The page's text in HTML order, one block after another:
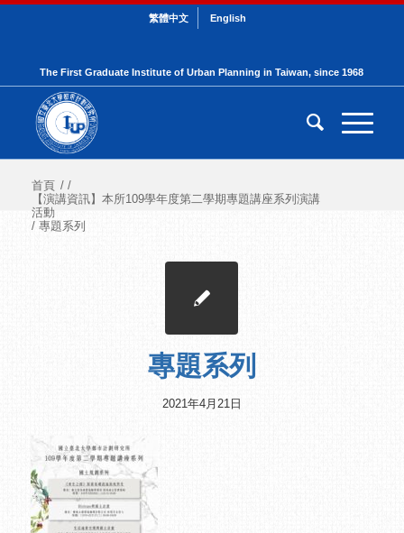
繁體中文 English
The First Graduate Institute of Urban Planning in Taiwan, since 1968
首頁 / /
【演講資訊】本所109學年度第二學期專題講座系列演講
活動
/ 專題系列
專題系列
2021年4月21日